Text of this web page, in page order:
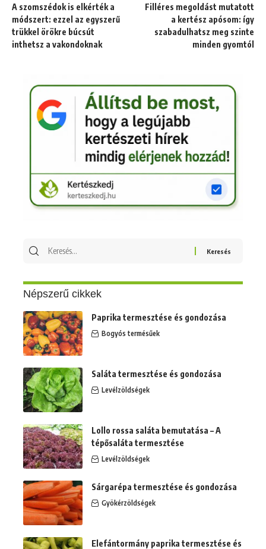
A szomszédok is elkérték a
módszert: ezzel az egyszerű
trükkel örökre búcsút
inthetsz a vakondoknak
Filléres megoldást mutatott
a kertész apósom: így
szabadulhatsz meg szinte
minden gyomtól
Keresés
Népszerű cikkek
Paprika termesztése és gondozása
Bogyós termésűek
Saláta termesztése és gondozása
Levélzöldségek
Lollo rossa saláta bemutatása – A
tépősaláta termesztése
Levélzöldségek
Sárgarépa termesztése és gondozása
Gyökérzöldségek
Elefántormány paprika termesztése és